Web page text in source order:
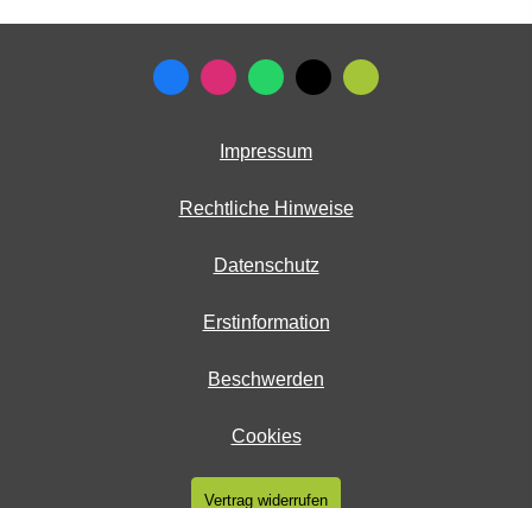
Impressum
Rechtliche Hinweise
Datenschutz
Erstinformation
Beschwerden
Cookies
Vertrag widerrufen